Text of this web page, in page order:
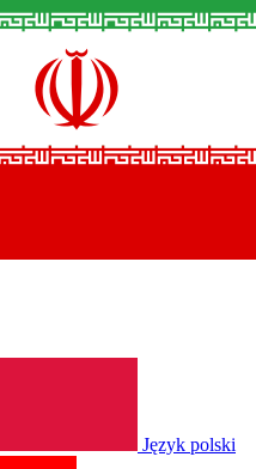
Język polski